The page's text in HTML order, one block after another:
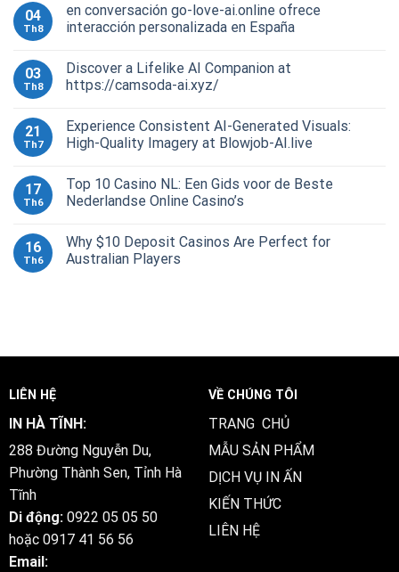
04
Th8
en conversación go-love-ai.online ofrece
interacción personalizada en España
03
Th8
Discover a Lifelike AI Companion at
https://camsoda-ai.xyz/
21
Th7
Experience Consistent AI-Generated Visuals:
High-Quality Imagery at Blowjob-AI.live
17
Th6
Top 10 Casino NL: Een Gids voor de Beste
Nederlandse Online Casino’s
16
Th6
Why $10 Deposit Casinos Are Perfect for
Australian Players
LIÊN HỆ
IN HÀ TĨNH:
288 Đường Nguyễn Du,
Phường Thành Sen, Tỉnh Hà
Tĩnh
Di động: 0922 05 05 50
hoặc 0917 41 56 56
Email:
VỀ CHÚNG TÔI
TRANG CHỦ
MẪU SẢN PHẨM
DỊCH VỤ IN ẤN
KIẾN THỨC
LIÊN HỆ